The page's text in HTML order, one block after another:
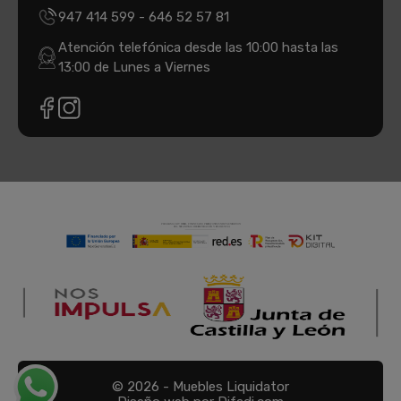
947 414 599 - 646 52 57 81
Atención telefónica desde las 10:00 hasta las
13:00 de Lunes a Viernes
© 2026 - Muebles Liquidator